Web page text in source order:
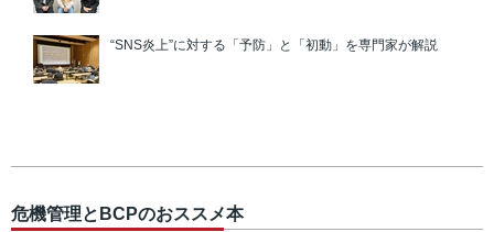
“SNS炎上”に対する「予防」と「初動」を専門家が解説
危機管理とBCPのおススメ本